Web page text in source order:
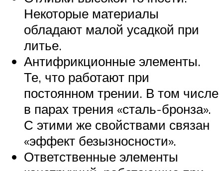
Некоторые материалы
обладают малой усадкой при
литье.
Антифрикционные элементы.
Те, что работают при
постоянном трении. В том числе
в парах трения «сталь-бронза».
С этими же свойствами связан
«эффект безызносности».
Ответственные элементы